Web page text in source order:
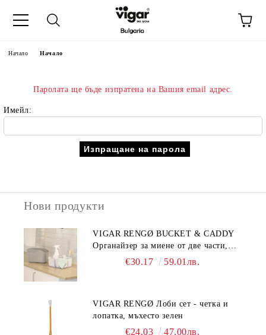
Начало Начало
Паролата ще бъде изпратена на Вашия email адрес.
Имейл:
Нови продукти
VIGAR RENGØ BUCKET & CADDY
Органайзер за миене от две части,
€30.17 59.01лв.
VIGAR RENGØ Лоби сет - четка и
лопатка, мъхесто зелен
€24.03 47.00лв.